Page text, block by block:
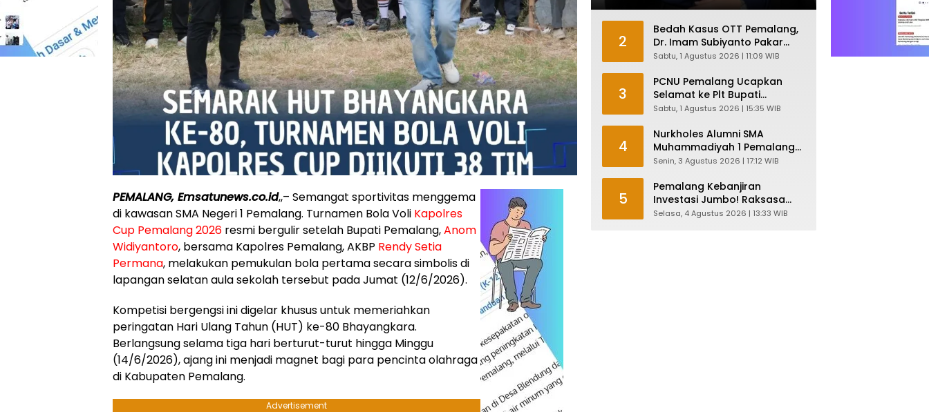
PEMALANG, Emsatunews.co.id,,– Semangat sportivitas menggema
di kawasan SMA Negeri 1 Pemalang. Turnamen Bola Voli Kapolres
Cup Pemalang 2026 resmi bergulir setelah Bupati Pemalang,Anom
Widiyantoro, bersama Kapolres Pemalang, AKBP Rendy Setia
Permana, melakukan pemukulan bola pertama secara simbolis di
lapangan selatan aula sekolah tersebut pada Jumat (12/6/2026).
​Kompetisi bergengsi ini digelar khusus untuk memeriahkan
peringatan Hari Ulang Tahun (HUT) ke-80 Bhayangkara.
Berlangsung selama tiga hari berturut-turut hingga Minggu
(14/6/2026), ajang ini menjadi magnet bagi para pencinta olahraga
di Kabupaten Pemalang.
Advertisement
2
Bedah Kasus OTT Pemalang,
Dr. Imam Subiyanto Pakar
Hukum Ungkap Teori
Sabtu, 1 Agustus 2026 | 11:09 WIB
3
PCNU Pemalang Ucapkan
Selamat ke Plt Bupati
Nurkholes: Pemimpin Adalah
Sabtu, 1 Agustus 2026 | 15:35 WIB
4
Nurkholes Alumni SMA
Muhammadiyah 1 Pemalang
Angkatan 1986 Resmi
Pesan Ketua Asmam 86
Senin, 3 Agustus 2026 | 17:12 WIB
5
Pemalang Kebanjiran
Investasi Jumbo! Raksasa
Garmen Jepang Siap Bangun
Selasa, 4 Agustus 2026 | 13:33 WIB